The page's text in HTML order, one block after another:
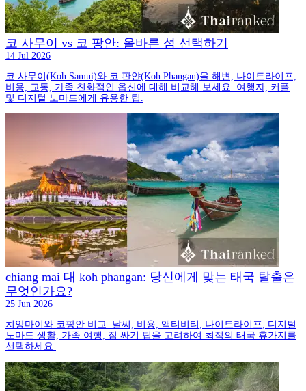
코 사무이 vs 코 팡안: 올바른 섬 선택하기
14 Jul 2026
코 사무이(Koh Samui)와 코 판얀(Koh Phangan)을 해변, 나이트라이프,
비용, 교통, 가족 친화적인 옵션에 대해 비교해 보세요. 여행자, 커플
및 디지털 노마드에게 유용한 팁.
chiang mai 대 koh phangan: 당신에게 맞는 태국 탈출은
무엇인가요?
25 Jun 2026
치앙마이와 코팡안 비교: 날씨, 비용, 액티비티, 나이트라이프, 디지털
노마드 생활, 가족 여행, 짐 싸기 팁을 고려하여 최적의 태국 휴가지를
선택하세요.